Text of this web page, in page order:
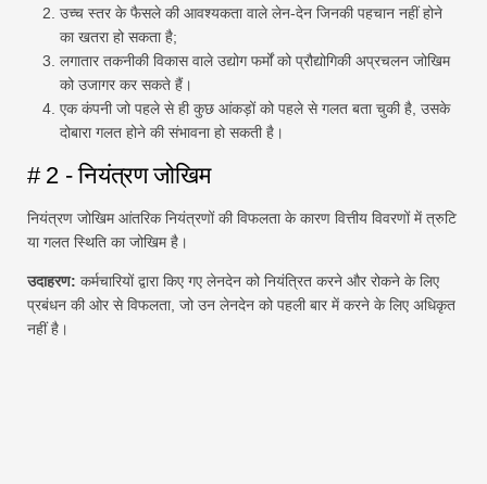
उच्च स्तर के फैसले की आवश्यकता वाले लेन-देन जिनकी पहचान नहीं होने
का खतरा हो सकता है;
लगातार तकनीकी विकास वाले उद्योग फर्मों को प्रौद्योगिकी अप्रचलन जोखिम
को उजागर कर सकते हैं।
एक कंपनी जो पहले से ही कुछ आंकड़ों को पहले से गलत बता चुकी है, उसके
दोबारा गलत होने की संभावना हो सकती है।
# 2 - नियंत्रण जोखिम
नियंत्रण जोखिम आंतरिक नियंत्रणों की विफलता के कारण वित्तीय विवरणों में त्रुटि
या गलत स्थिति का जोखिम है।
उदाहरण: कर्मचारियों द्वारा किए गए लेनदेन को नियंत्रित करने और रोकने के लिए
प्रबंधन की ओर से विफलता, जो उन लेनदेन को पहली बार में करने के लिए अधिकृत
नहीं है।